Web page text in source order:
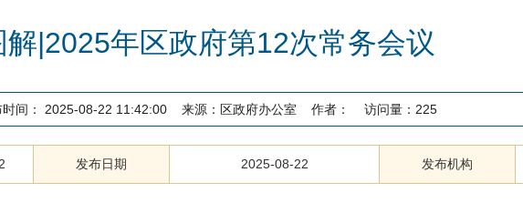
解|2025年区政府第12次常务会议
间： 2025-08-22 11:42:00 来源： 区政府办公室 作者： 访问量： 225
发布日期 2025-08-22 发布机构